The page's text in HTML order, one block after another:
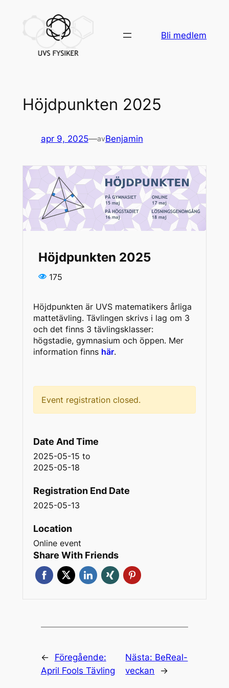
Bli medlem
Höjdpunkten 2025
apr 9, 2025—avBenjamin
Höjdpunkten 2025
175
Höjdpunkten är UVS matematikers årliga
mattetävling. Tävlingen skrivs i lag om 3
och det finns 3 tävlingsklasser:
högstadie, gymnasium och öppen. Mer
information finns här.
Event registration closed.
Date And Time
2025-05-15 to
2025-05-18
Registration End Date
2025-05-13
Location
Online event
Share With Friends
←
Föregående:
April Fools Tävling
Nästa: BeReal-
veckan
→